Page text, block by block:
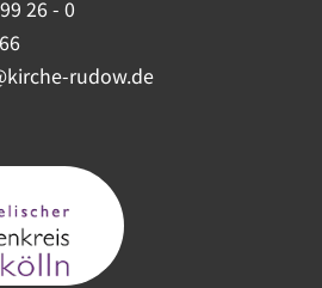
26 - 0
rudow.de